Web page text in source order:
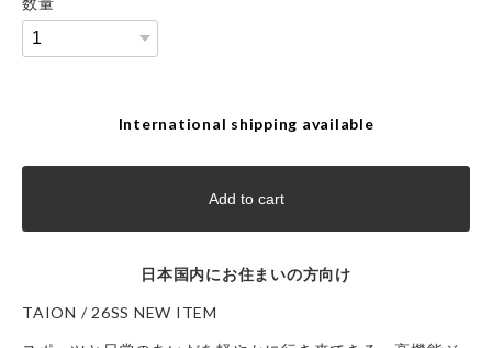
International shipping available
Add to cart
日本国内にお住まいの方向け
TAION / 26SS NEW ITEM